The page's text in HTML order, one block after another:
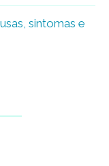
sintomas e